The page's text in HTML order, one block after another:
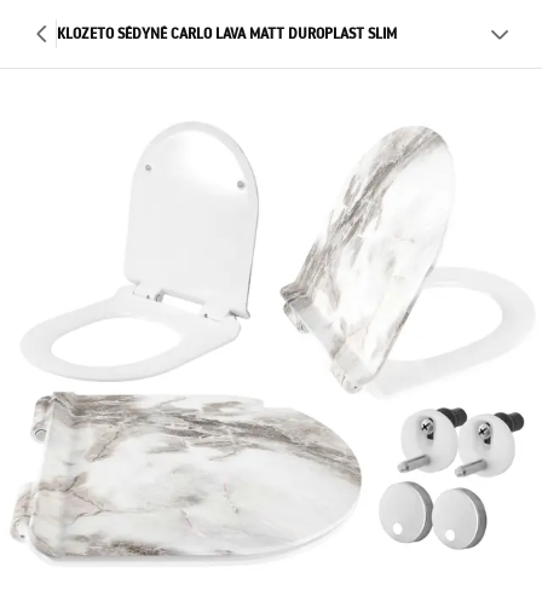
KLOZETO SĖDYNĖ CARLO LAVA MATT DUROPLAST SLIM